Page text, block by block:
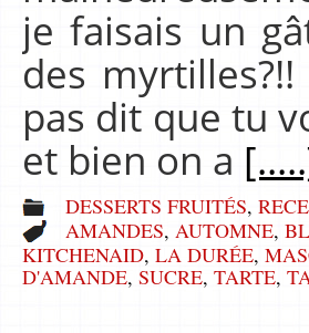
je faisais un
des myrtilles?!!
pas dit que tu
et bien on a
DESSERTS FRUITÉS,
AMANDES, AUTOMNE,
KITCHENAID, LA DURÉE,
D'AMANDE, SUCRE, TARTE,